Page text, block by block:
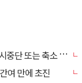
또는 축소 운영
여 만에 초진